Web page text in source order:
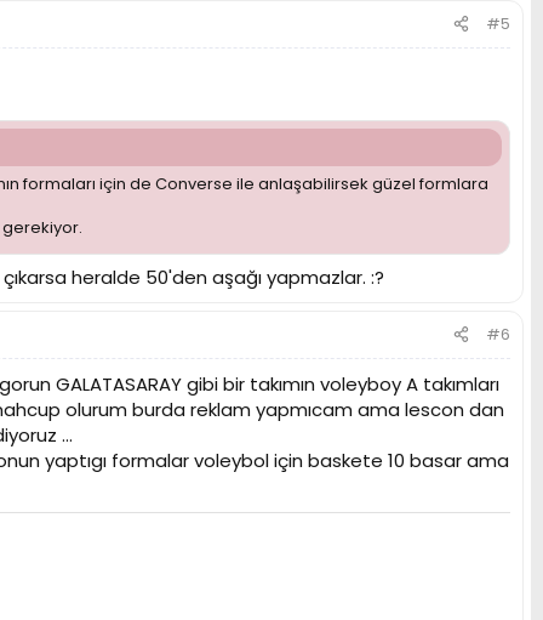
#5
formaları için de Converse ile anlaşabilirsek güzel formlara
gerekiyor.
heralde 50'den aşağı yapmazlar. :?
#6
GALATASARAY gibi bir takımın voleyboy A takımları
olurum burda reklam yapmıcam ama lescon dan
...
yaptıgı formalar voleybol için baskete 10 basar ama